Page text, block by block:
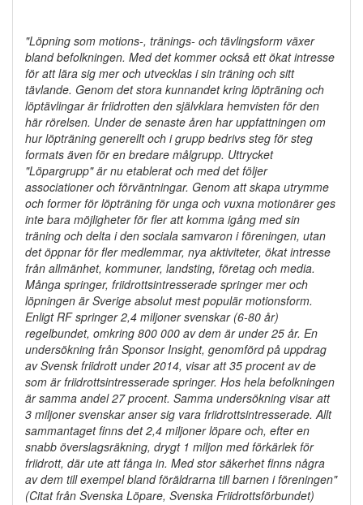
"Löpning som motions-, tränings- och tävlingsform växer
bland befolkningen. Med det kommer också ett ökat intresse
för att lära sig mer och utvecklas i sin träning och sitt
tävlande. Genom det stora kunnandet kring löpträning och
löptävlingar är friidrotten den självklara hemvisten för den
här rörelsen. Under de senaste åren har uppfattningen om
hur löpträning generellt och i grupp bedrivs steg för steg
formats även för en bredare målgrupp. Uttrycket
"Löpargrupp" är nu etablerat och med det följer
associationer och förväntningar. Genom att skapa utrymme
och former för löpträning för unga och vuxna motionärer ges
inte bara möjligheter för fler att komma igång med sin
träning och delta i den sociala samvaron i föreningen, utan
det öppnar för fler medlemmar, nya aktiviteter, ökat intresse
från allmänhet, kommuner, landsting, företag och media.
Många springer, friidrottsintresserade springer mer och
löpningen är Sverige absolut mest populär motionsform.
Enligt RF springer 2,4 miljoner svenskar (6-80 år)
regelbundet, omkring 800 000 av dem är under 25 år. En
undersökning från Sponsor Insight, genomförd på uppdrag
av Svensk friidrott under 2014, visar att 35 procent av de
som är friidrottsintresserade springer. Hos hela befolkningen
är samma andel 27 procent. Samma undersökning visar att
3 miljoner svenskar anser sig vara friidrottsintresserade. Allt
sammantaget finns det 2,4 miljoner löpare och, efter en
snabb överslagsräkning, drygt 1 miljon med förkärlek för
friidrott, där ute att fånga in. Med stor säkerhet finns några
av dem till exempel bland föräldrarna till barnen i föreningen"
(Citat från Svenska Löpare, Svenska Friidrottsförbundet)